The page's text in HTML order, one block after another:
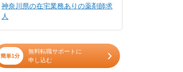
神奈川県の在宅業務ありの薬剤師求
人
簡単1分
無料転職サポートに
申し込む